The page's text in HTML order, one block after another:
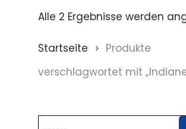
Alle 2 Ergebnisse werden
Startseite
Produkte
verschlagwortet mit